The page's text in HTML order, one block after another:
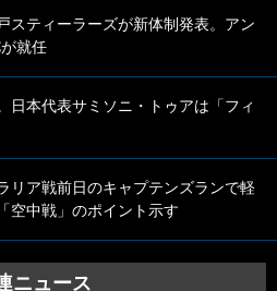
スティーラーズが新体制発表。アン
就任
日本代表サミソニ・トゥアは「フィ
リア戦前日のキャプテンズランで軽
空中戦」のポイント示す
ニュース